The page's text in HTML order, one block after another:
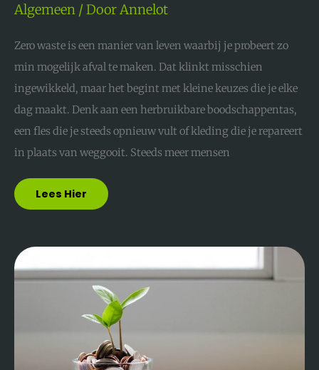
Algemeen / DoorAnnelot
Zero waste is een manier van leven waarbij je probeert zo
min mogelijk afval te maken. Dat klinkt misschien
ingewikkeld, maar het begint met kleine keuzes die je elke
dag maakt. Denk aan een herbruikbare boodschappentas,
een fles die je steeds opnieuw vult of kleding die je repareert
in plaats van weggooit. Steeds meer mensen
Lees Hier
Indexatie
Uitgelegd:
Wat